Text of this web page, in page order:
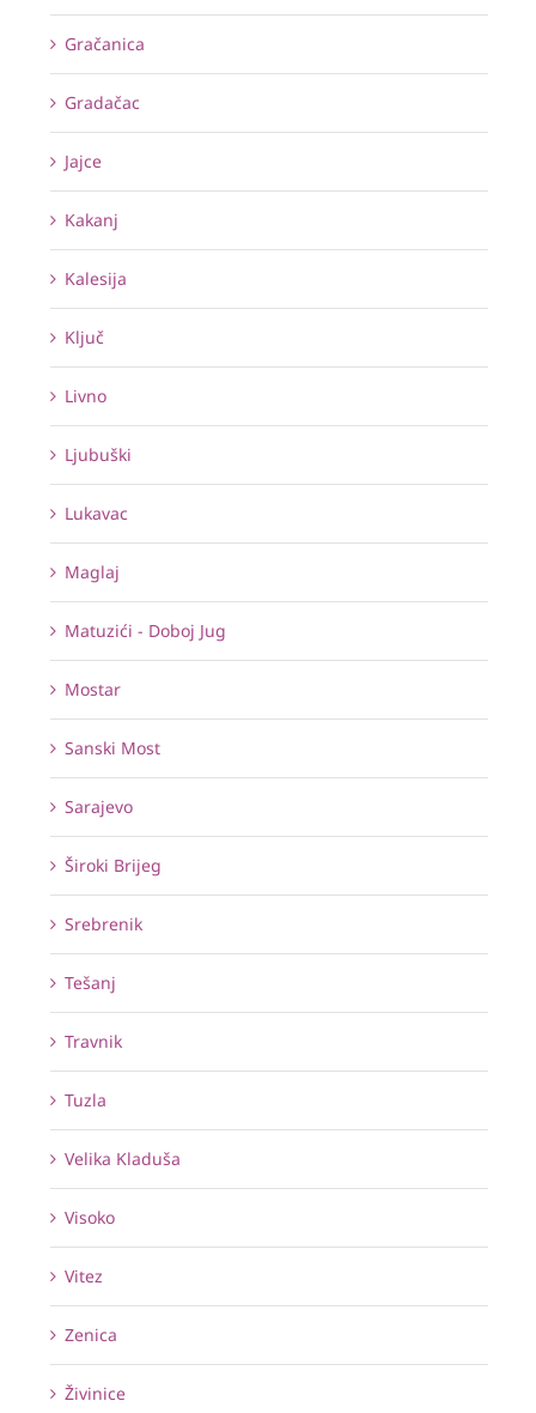
Gračanica
Gradačac
Jajce
Kakanj
Kalesija
Ključ
Livno
Ljubuški
Lukavac
Maglaj
Matuzići - Doboj Jug
Mostar
Sanski Most
Sarajevo
Široki Brijeg
Srebrenik
Tešanj
Travnik
Tuzla
Velika Kladuša
Visoko
Vitez
Zenica
Živinice